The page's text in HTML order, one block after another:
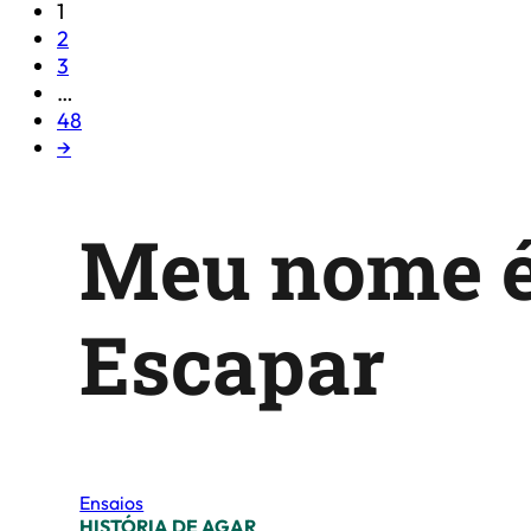
1
2
3
…
48
→
Meu nome
Escapar
Ensaios